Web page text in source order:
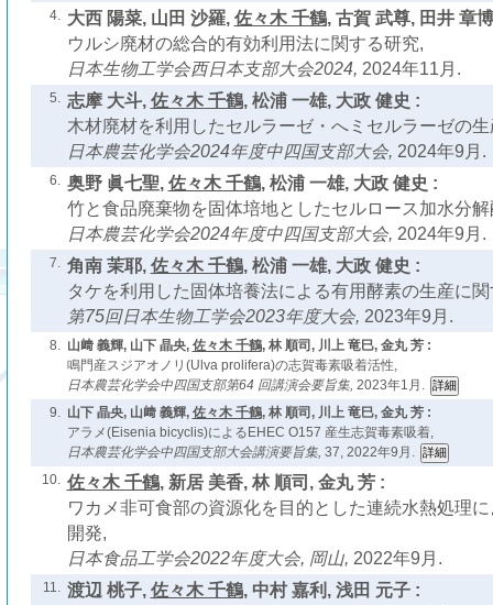
4. 大西 陽菜, 山田 沙羅, 佐々木 千鶴, 古賀 武尊, 田井 章
ウルシ廃材の総合的有効利用法に関する研究,
日本生物工学会西日本支部大会2024, 2024年11月.
5. 志摩 大斗, 佐々木 千鶴, 松浦 一雄, 大政 健史 :
木材廃材を利用したセルラーゼ・へミセルラーゼの生
日本農芸化学会2024年度中四国支部大会, 2024年9月.
6. 奥野 眞七聖, 佐々木 千鶴, 松浦 一雄, 大政 健史 :
竹と食品廃棄物を固体培地としたセルロース加水分
日本農芸化学会2024年度中四国支部大会, 2024年9月.
7. 角南 茉耶, 佐々木 千鶴, 松浦 一雄, 大政 健史 :
タケを利用した固体培養法による有用酵素の生産に
第75回日本生物工学会2023年度大会, 2023年9月.
8. 山﨑 義輝, 山下 晶央, 佐々木 千鶴, 林 順司, 川上 竜巳, 金丸 芳 :
鳴門産スジアオノリ(Ulva prolifera)の志賀毒素吸着活性,
日本農芸化学会中四国支部第64 回講演会要旨集, 2023年1月.
9. 山下 晶央, 山﨑 義輝, 佐々木 千鶴, 林 順司, 川上 竜巳, 金丸 芳 :
アラメ(Eisenia bicyclis)によるEHEC O157 産生志賀毒素吸着,
日本農芸化学会中四国支部大会講演要旨集, 37, 2022年9月.
10. 佐々木 千鶴, 新居 美香, 林 順司, 金丸 芳 :
ワカメ非可食部の資源化を目的とした連続水熱処理
開発,
日本食品工学会2022年度大会, 岡山, 2022年9月.
11. 渡辺 桃子, 佐々木 千鶴, 中村 嘉利, 浅田 元子 :